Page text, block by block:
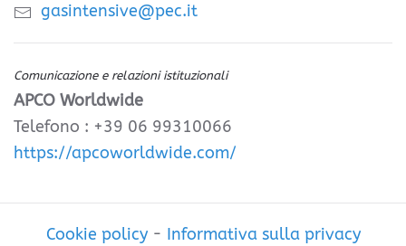
gasintensive@pec.it
Comunicazione e relazioni istituzionali
APCO Worldwide
Telefono : +39 06 99310066
https://apcoworldwide.com/
Cookie policy- Informativa sulla privacy